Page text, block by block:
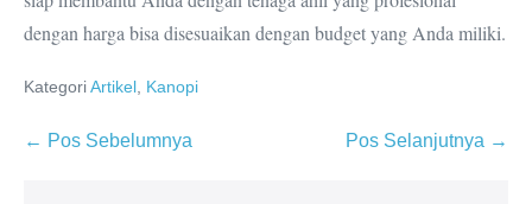
dengan harga bisa disesuaikan dengan budget yang Anda miliki.
KategoriArtikel, Kanopi
Navigasi
← Pos Sebelumnya Pos Selanjutnya →